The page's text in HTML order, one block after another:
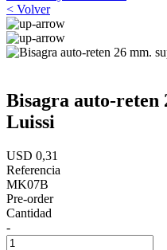
< Volver
Bisagra auto-reten
Luissi
USD 0,31
Referencia
MK07B
Pre-order
Cantidad
-